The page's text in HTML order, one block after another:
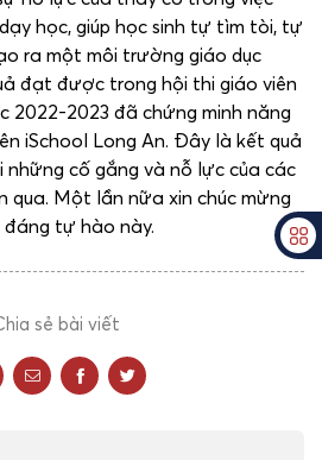
học, giúp học sinh tự tìm tòi, tự
ra một môi trường giáo dục
đạt được trong hội thi giáo viên
2022-2023 đã chứng minh năng
iSchool Long An. Đây là kết quả
những cố gắng và nỗ lực của các
qua. Một lần nữa xin chúc mừng
tự hào này.
sẻ bài viết